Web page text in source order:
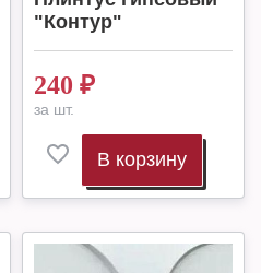
"Контур"
240 ₽
за шт.
В корзину